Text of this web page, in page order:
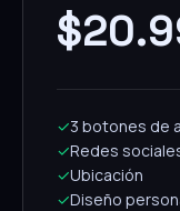
✓3 botones de
✓Redes
✓Ubicación
✓Diseño